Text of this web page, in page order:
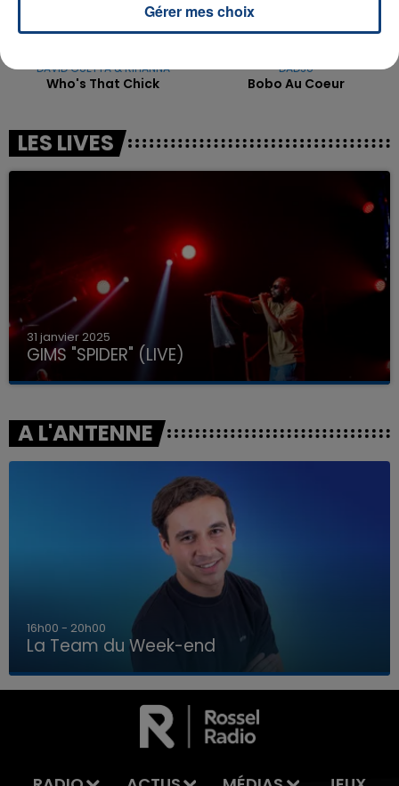
LA TEAM DU WEEK-END
DAVID GUETTA & RIHANNA
Who's That Chick
DADJU
Bobo Au Coeur
LES LIVES
31 janvier 2025
GIMS "SPIDER" (LIVE)
A L'ANTENNE
7h00 - 12h00
La Team du Week-end
Gérer mes choix